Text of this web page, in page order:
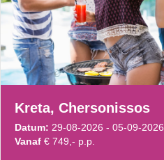
Kreta, Chersonissos
Datum: 29-08-2026 - 05-09-2026
Vanaf € 749,- p.p.